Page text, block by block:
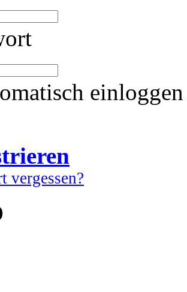
einloggen
vergessen?